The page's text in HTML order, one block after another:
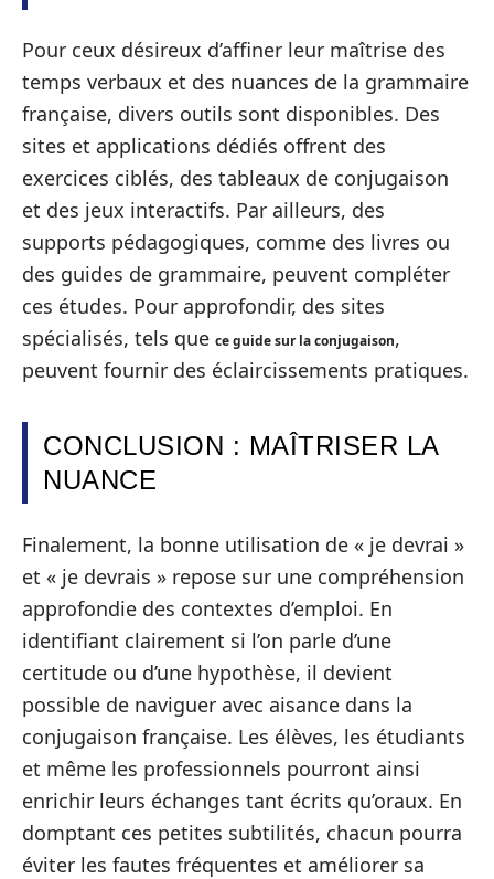
Pour ceux désireux d’affiner leur maîtrise des
temps verbaux et des nuances de la grammaire
française, divers outils sont disponibles. Des
sites et applications dédiés offrent des
exercices ciblés, des tableaux de conjugaison
et des jeux interactifs. Par ailleurs, des
supports pédagogiques, comme des livres ou
des guides de grammaire, peuvent compléter
ces études. Pour approfondir, des sites
spécialisés, tels que ce guide sur la conjugaison,
peuvent fournir des éclaircissements pratiques.
CONCLUSION : MAÎTRISER LA
NUANCE
Finalement, la bonne utilisation de « je devrai »
et « je devrais » repose sur une compréhension
approfondie des contextes d’emploi. En
identifiant clairement si l’on parle d’une
certitude ou d’une hypothèse, il devient
possible de naviguer avec aisance dans la
conjugaison française. Les élèves, les étudiants
et même les professionnels pourront ainsi
enrichir leurs échanges tant écrits qu’oraux. En
domptant ces petites subtilités, chacun pourra
éviter les fautes fréquentes et améliorer sa